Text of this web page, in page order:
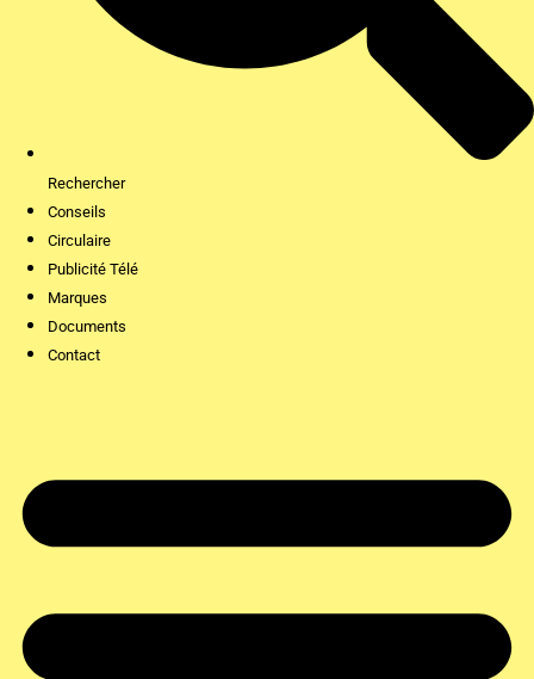
Rechercher
Conseils
Circulaire
Publicité Télé
Marques
Documents
Contact